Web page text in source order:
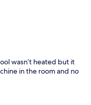
wasn’t heated but it
in the room and no